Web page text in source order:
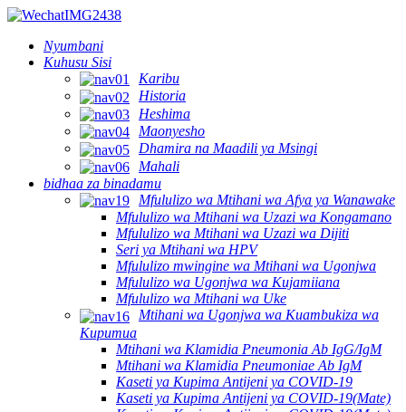
Nyumbani
Kuhusu Sisi
Karibu
Historia
Heshima
Maonyesho
Dhamira na Maadili ya Msingi
Mahali
bidhaa za binadamu
Mfululizo wa Mtihani wa Afya ya Wanawake
Mfululizo wa Mtihani wa Uzazi wa Kongamano
Mfululizo wa Mtihani wa Uzazi wa Dijiti
Seri ya Mtihani wa HPV
Mfululizo mwingine wa Mtihani wa Ugonjwa
Mfululizo wa Ugonjwa wa Kujamiiana
Mfululizo wa Mtihani wa Uke
Mtihani wa Ugonjwa wa Kuambukiza wa
Kupumua
Mtihani wa Klamidia Pneumonia Ab IgG/IgM
Mtihani wa Klamidia Pneumoniae Ab IgM
Kaseti ya Kupima Antijeni ya COVID-19
Kaseti ya Kupima Antijeni ya COVID-19(Mate)